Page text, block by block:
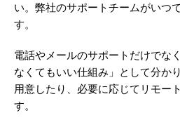
い。 弊社のサポートチームがいつ
す。
電話やメールのサポートだけでな
なくてもいい仕組み」として分か
用意したり、必要に応じてリモー
す。